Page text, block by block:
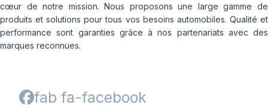
cœur de notre mission. Nous proposons une large gamme de
produits et solutions pour tous vos besoins automobiles. Qualité et
performance sont garanties grâce à nos partenariats avec des
marques reconnues.
fab fa-facebook